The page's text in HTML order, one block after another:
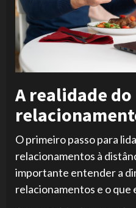
A realidade do
O primeiro passo para
relacionamentos à
importante entender a
relacionamentos e o que